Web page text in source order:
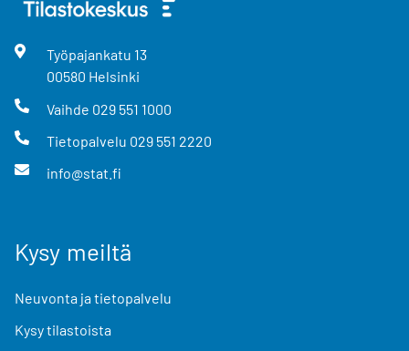
Työpajankatu 13
00580 Helsinki
Vaihde 029 551 1000
Tietopalvelu 029 551 2220
info@stat.fi
Kysy meiltä
Neuvonta ja tietopalvelu
Kysy tilastoista